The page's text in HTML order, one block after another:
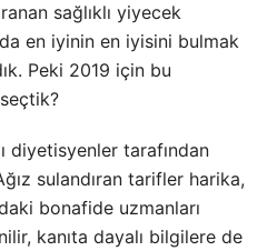
sağlıklı yiyecek
en iyinin en iyisini bulmak
Peki 2019 için bu
diyetisyenler tarafından
sulandıran tarifler harika,
bonafide uzmanları
kanıta dayalı bilgilere de